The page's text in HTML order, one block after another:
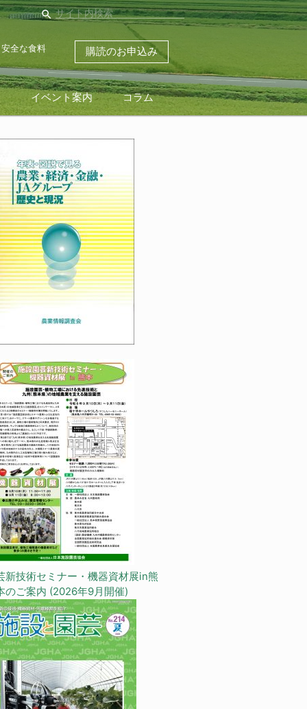
search
全な食料 購読のお申込み
イベント案内 コラム
新技術セミナー・機器資材展in熊
のご案内 (2026年9月開催)